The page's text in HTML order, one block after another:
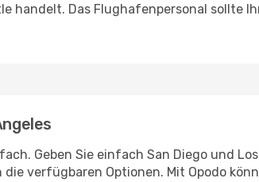
handelt. Das Flughafenpersonal sollte
Geben Sie einfach San Diego und
verfügbaren Optionen. Mit Opodo